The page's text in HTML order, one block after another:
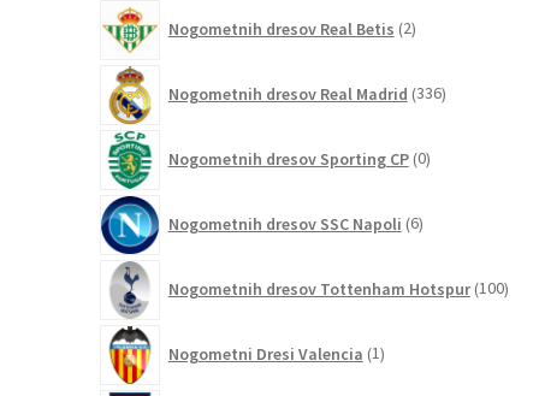
Nogometnih dresov Real Betis 2izdelka
Nogometnih dresov Real Madrid 336izdelkov
Nogometnih dresov Sporting CP 0izdelkov
Nogometnih dresov SSC Napoli 6izdelkov
Nogometnih dresov Tottenham Hotspur 100
Nogometni Dresi Valencia 1izdelek